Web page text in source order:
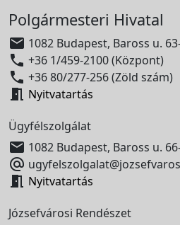
Polgármesteri Hivatal
 1082 Budapest, Baross u.
 +36 1/459-2100 (Központ)
 +36 80/277-256 (Zöld szám)
 Nyitvatartás
Ügyfélszolgálat
 1082 Budapest, Baross u.

 Nyitvatartás
Józsefvárosi Rendészet